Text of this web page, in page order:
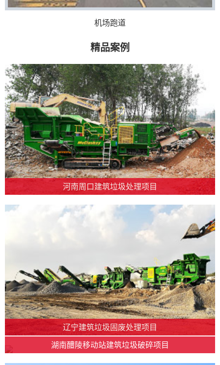
机场跑道
精品案例
河南周口建筑垃圾处理项目
辽宁建筑垃圾固废处理项目
湖南醴陵移动站建筑垃圾破碎项目